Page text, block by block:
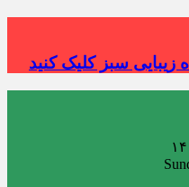
سبز کلیک کنید